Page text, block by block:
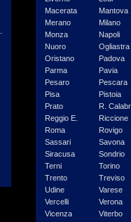
Macerata
Mantova
Merano
Milano
Monza
Napoli
Nuoro
Ogliastra
Oristano
Padova
Parma
Pavia
Pesaro
Pescara
Pisa
Pistoia
Prato
R.
Reggio E.
Riccione
Roma
Rovigo
Sassari
Savona
Siracusa
Sondrio
Terni
Torino
Trento
Treviso
Udine
Varese
Vercelli
Verona
Vicenza
Viterbo